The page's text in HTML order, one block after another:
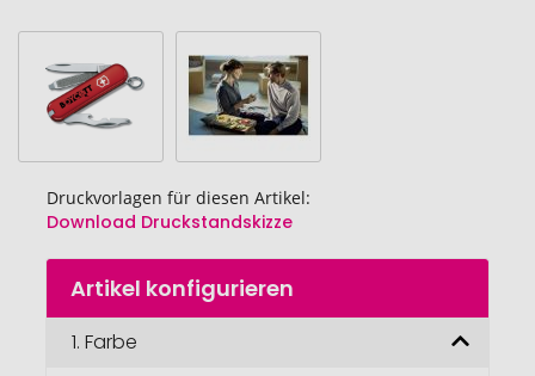
Druckvorlagen für diesen Artikel:
Download Druckstandskizze
Zum
Anfang
Bildgalerie
Artikel konfigurieren
1. Farbe